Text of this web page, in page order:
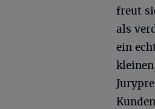
freut
als
ein